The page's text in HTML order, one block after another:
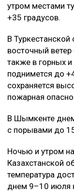
утром местами
+35 градусов.
В
восточный
также в горных
поднимется до
сохраняется
пожарная
В Шымкенте
с порывами до
Ночью и утром
Казахстанской
температура
днем 9–10 июля